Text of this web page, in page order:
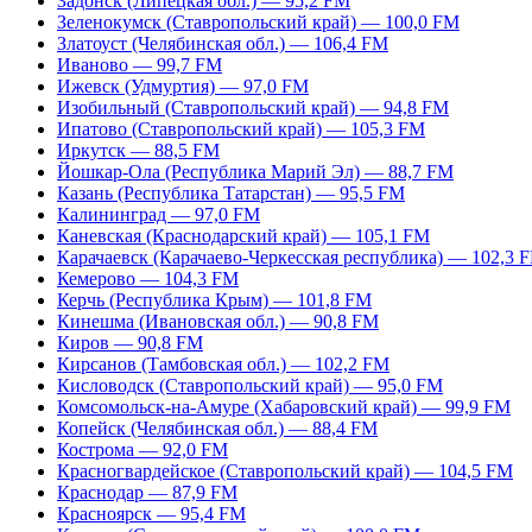
Зеленокумск (Ставропольский край) — 100,0 FM
Златоуст (Челябинская обл.) — 106,4 FM
Иваново — 99,7 FM
Ижевск (Удмуртия) — 97,0 FM
Изобильный (Ставропольский край) — 94,8 FM
Ипатово (Ставропольский край) — 105,3 FM
Иркутск — 88,5 FM
Йошкар-Ола (Республика Марий Эл) — 88,7 FM
Казань (Республика Татарстан) — 95,5 FM
Калининград — 97,0 FM
Каневская (Краснодарский край) — 105,1 FM
Карачаевск (Карачаево-Черкесская республика) — 102,3
Кемерово — 104,3 FM
Керчь (Республика Крым) — 101,8 FM
Кинешма (Ивановская обл.) — 90,8 FM
Киров — 90,8 FM
Кирсанов (Тамбовская обл.) — 102,2 FM
Кисловодск (Ставропольский край) — 95,0 FM
Комсомольск-на-Амуре (Хабаровский край) — 99,9 FM
Копейск (Челябинская обл.) — 88,4 FM
Кострома — 92,0 FM
Красногвардейское (Ставропольский край) — 104,5 FM
Краснодар — 87,9 FM
Красноярск — 95,4 FM